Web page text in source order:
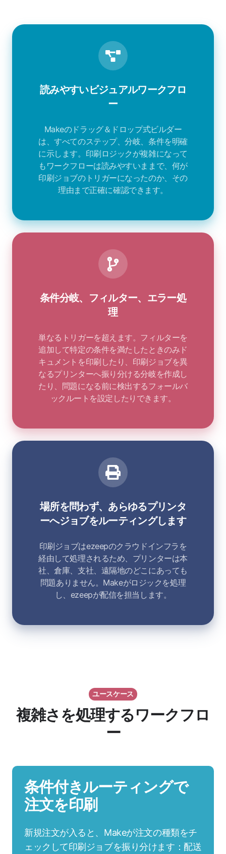
読みやすいビジュアルワークフロ
ー
Makeのドラッグ＆ドロップ式ビルダー
は、すべてのステップ、分岐、条件を明確
に示します。印刷ロジックが複雑になって
もワークフローは読みやすいままで、何が
印刷ジョブのトリガーになったのか、その
理由まで正確に確認できます。
条件分岐、フィルター、エラー処
理
単なるトリガーを超えます。フィルターを
追加して特定の条件を満たしたときのみド
キュメントを印刷したり、印刷ジョブを異
なるプリンターへ振り分ける分岐を作成し
たり、問題になる前に検出するフォールバ
ックルートを設定したりできます。
場所を問わず、あらゆるプリンタ
ーへジョブをルーティングします
印刷ジョブはezeepのクラウドインフラを
経由して処理されるため、プリンターは本
社、倉庫、支社、遠隔地のどこにあっても
問題ありません。Makeがロジックを処理
し、ezeepが配信を担当します。
ユースケース
複雑さを処理するワークフロ
ー
条件付きルーティングで
注文を印刷
新規注文が入ると、Makeが注文の種類をチ
ェックして印刷ジョブを振り分けます：配送